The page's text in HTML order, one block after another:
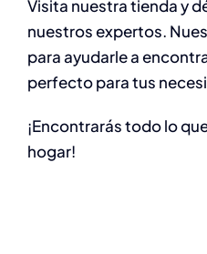
Visita nuestra tienda y
nuestros expertos.
para ayudarle a
perfecto para tus
¡Encontrarás todo lo
hogar!